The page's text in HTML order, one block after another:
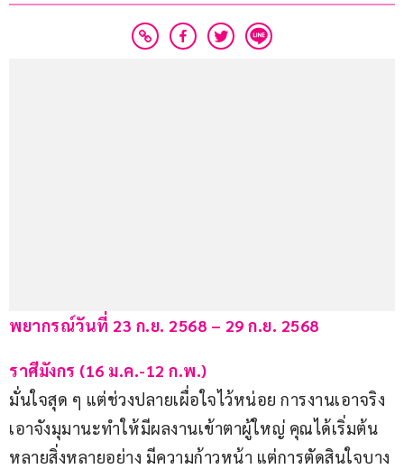
พยากรณ์วันที่ 23 ก.ย. 2568 – 29 ก.ย. 2568
ราศีมังกร (16 ม.ค.-12 ก.พ.)
มั่นใจสุด ๆ แต่ช่วงปลายเผื่อใจไว้หน่อย การงานเอาจริง
เอาจังมุมานะทำให้มีผลงานเข้าตาผู้ใหญ่ คุณได้เริ่มต้น
หลายสิ่งหลายอย่าง มีความก้าวหน้า แต่การตัดสินใจบาง